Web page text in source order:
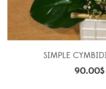
SIMPLE
90.00$